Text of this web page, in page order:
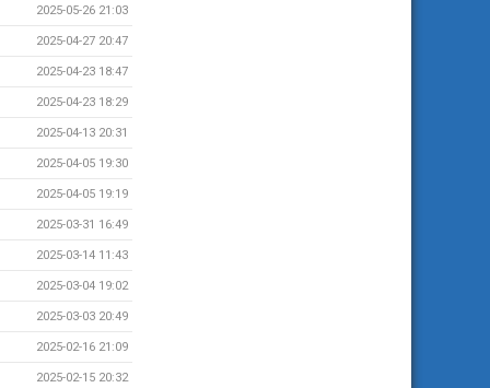
2025-05-26 21:03
2025-04-27 20:47
2025-04-23 18:47
2025-04-23 18:29
2025-04-13 20:31
2025-04-05 19:30
2025-04-05 19:19
2025-03-31 16:49
2025-03-14 11:43
2025-03-04 19:02
2025-03-03 20:49
2025-02-16 21:09
2025-02-15 20:32